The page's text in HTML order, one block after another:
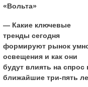
«Вольта»
— Какие ключевые
тренды сегодня
формируют рынок
освещения и как они
будут влиять на спрос
ближайшие три-пять